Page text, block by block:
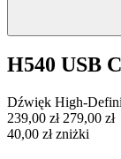
H540 USB
Dźwięk High-
239,00 zł 279,00 zł
40,00 zł zniżki